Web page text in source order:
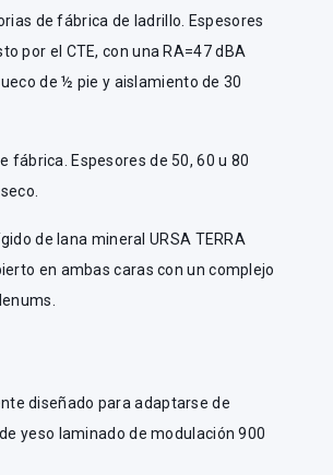
de fábrica de ladrillo. Espesores
por el CTE, con una RA=47 dBA
de ½ pie y aislamiento de 30
fábrica. Espesores de 50, 60 u 80
de lana mineral URSA TERRA
en ambas caras con un complejo
diseñado para adaptarse de
yeso laminado de modulación 900